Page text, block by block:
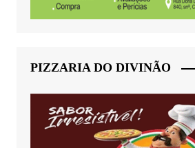
PIZZARIA DO DIVINÃO